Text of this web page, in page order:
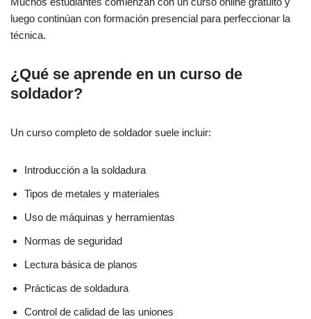
luego continúan con formación presencial para perfeccionar la
técnica.
¿Qué se aprende en un curso de
soldador?
Un curso completo de soldador suele incluir:
Introducción a la soldadura
Tipos de metales y materiales
Uso de máquinas y herramientas
Normas de seguridad
Lectura básica de planos
Prácticas de soldadura
Control de calidad de las uniones